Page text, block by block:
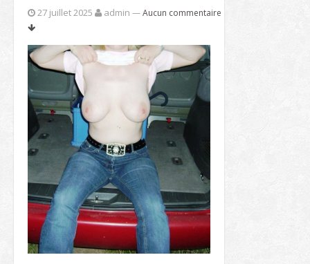
27 juillet 2025 admin —Aucun commentaire